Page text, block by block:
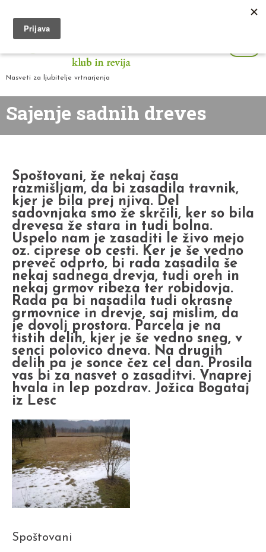
Nasveti za ljubitelje vrtnarjenja
Sajenje sadnih dreves
Spoštovani, že nekaj časa
razmišljam, da bi zasadila travnik,
kjer je bila prej njiva. Del
sadovnjaka smo že skrčili, ker so bila
drevesa že stara in tudi bolna.
Uspelo nam je zasaditi le živo mejo
oz. ciprese ob cesti. Ker je še vedno
preveč odprto, bi rada zasadila še
nekaj sadnega drevja, tudi oreh in
nekaj grmov ribeza ter robidovja.
Rada pa bi nasadila tudi okrasne
grmovnice in drevje, saj mislim, da
je dovolj prostora. Parcela je na
tistih delih, kjer je še vedno sneg, v
senci polovico dneva. Na drugih
delih pa je sonce čez cel dan. Prosila
vas bi za nasvet o zasaditvi. Vnaprej
hvala in lep pozdrav. Jožica Bogataj
iz Lesc
Spoštovani